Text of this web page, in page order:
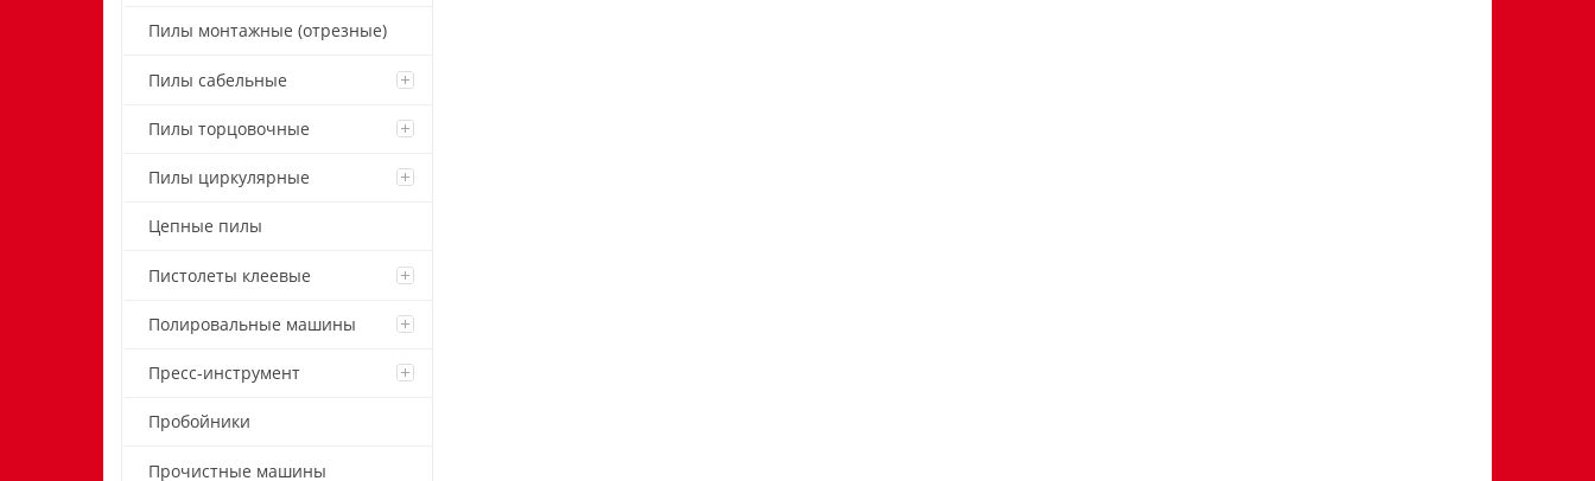
Пилы монтажные (отрезные)
Пилы сабельные
Пилы торцовочные
Пилы циркулярные
Цепные пилы
Пистолеты клеевые
Полировальные машины
Пресс-инструмент
Пробойники
Прочистные машины